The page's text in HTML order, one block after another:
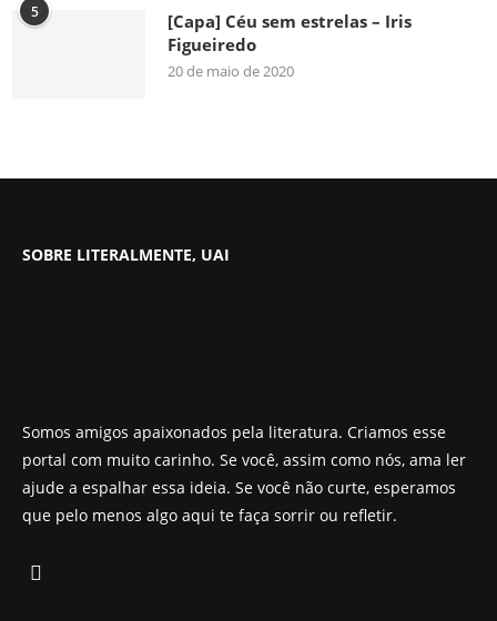
5
[Capa] Céu sem estrelas – Iris
Figueiredo
20 de maio de 2020
SOBRE LITERALMENTE, UAI
Somos amigos apaixonados pela literatura. Criamos esse
portal com muito carinho. Se você, assim como nós, ama ler
ajude a espalhar essa ideia. Se você não curte, esperamos
que pelo menos algo aqui te faça sorrir ou refletir.